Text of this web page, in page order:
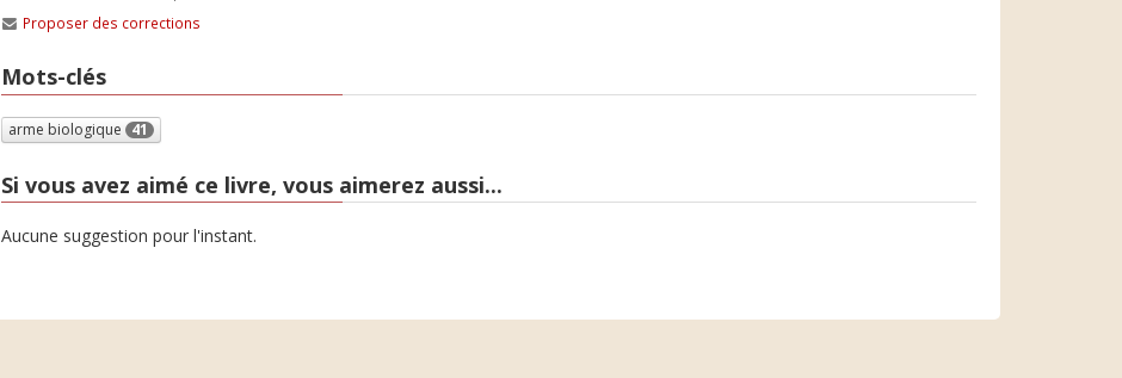
Proposer des corrections
Mots-clés
arme biologique 41
Si vous avez aimé ce livre, vous aimerez aussi...
Aucune suggestion pour l'instant.